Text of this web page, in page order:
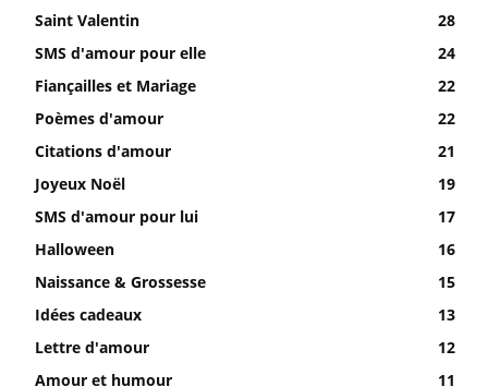
Saint Valentin
28
SMS d'amour pour elle
24
Fiançailles et Mariage
22
Poèmes d'amour
22
Citations d'amour
21
Joyeux Noël
19
SMS d'amour pour lui
17
Halloween
16
Naissance & Grossesse
15
Idées cadeaux
13
Lettre d'amour
12
Amour et humour
11